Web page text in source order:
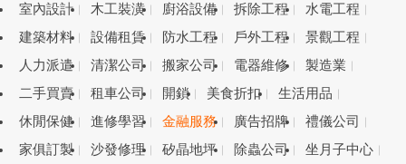
室內設計
木工裝潢 廚浴設備 拆除工程
水電工程
建築材料
設備租賃 防水工程 戶外工程
景觀工程
人力派遣
清潔公司 搬家公司 電器維修
製造業
二手買賣
租車公司 開鎖 美食折扣
生活用品
休閒保健
進修學習 金融服務 廣告招牌
禮儀公司
家俱訂製
沙發修理 矽晶地坪 除蟲公司
坐月子中心